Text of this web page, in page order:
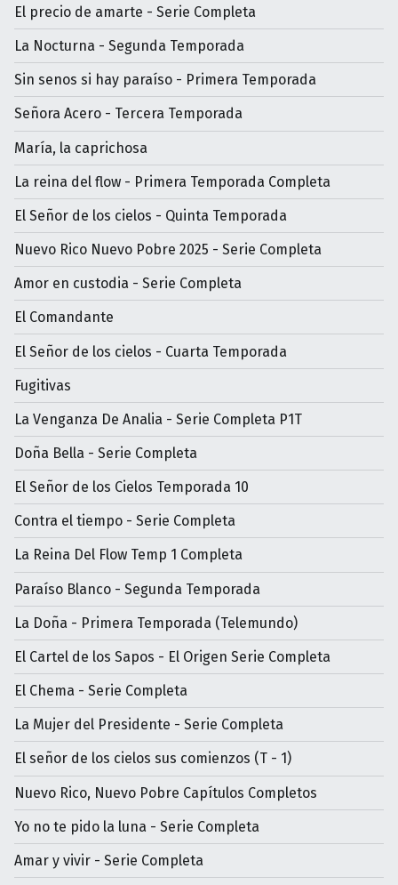
El precio de amarte - Serie Completa
La Nocturna - Segunda Temporada
Sin senos si hay paraíso - Primera Temporada
Señora Acero - Tercera Temporada
María, la caprichosa
La reina del flow - Primera Temporada Completa
El Señor de los cielos - Quinta Temporada
Nuevo Rico Nuevo Pobre 2025 - Serie Completa
Amor en custodia - Serie Completa
El Comandante
El Señor de los cielos - Cuarta Temporada
Fugitivas
La Venganza De Analia - Serie Completa P1T
Doña Bella - Serie Completa
El Señor de los Cielos Temporada 10
Contra el tiempo - Serie Completa
La Reina Del Flow Temp 1 Completa
Paraíso Blanco - Segunda Temporada
La Doña - Primera Temporada (Telemundo)
El Cartel de los Sapos - El Origen Serie Completa
El Chema - Serie Completa
La Mujer del Presidente - Serie Completa
El señor de los cielos sus comienzos (T - 1)
Nuevo Rico, Nuevo Pobre Capítulos Completos
Yo no te pido la luna - Serie Completa
Amar y vivir - Serie Completa